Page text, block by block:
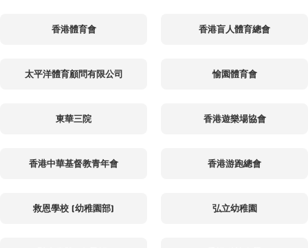
香港體育會 香港盲人體育總會
太平洋體育顧問有限公司 愉園體育會
東華三院 香港遊樂場協會
香港中華基督教青年會 香港游跑總會
救恩學校 (幼稚園部) 弘立幼稚園